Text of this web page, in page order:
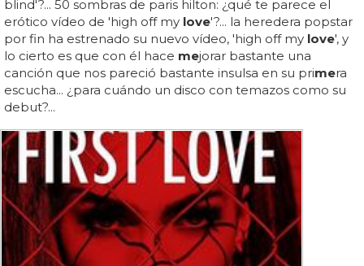
blind'?... 50 sombras de paris hilton: ¿qué te parece el
erótico vídeo de 'high off my love'?... la heredera popstar
por fin ha estrenado su nuevo vídeo, 'high off my love', y
lo cierto es que con él hace mejorar bastante una
canción que nos pareció bastante insulsa en su primera
escucha... ¿para cuándo un disco con temazos como su
debut?...